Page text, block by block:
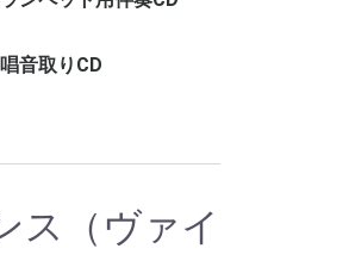
音取りCD
（ヴァイ